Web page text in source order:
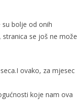
su bolje od onih
se još ne može
ovako, za mjesec
koje nam ova